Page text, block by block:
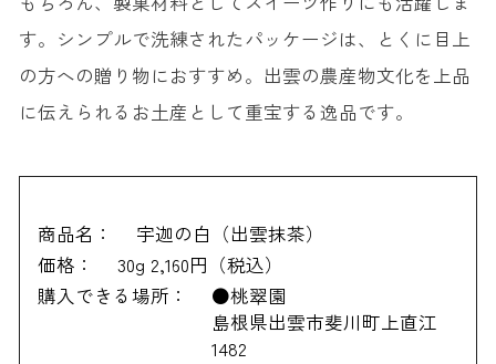
す。シンプルで洗練されたパッケージは、とくに目上
の方への贈り物におすすめ。出雲の農産物文化を上品
に伝えられるお土産として重宝する逸品です。
商品名：
宇迦の白（出雲抹茶）
価格：
30g 2,160円（税込）
購入できる場所：
●桃翠園
島根県出雲市斐川町上直江
1482